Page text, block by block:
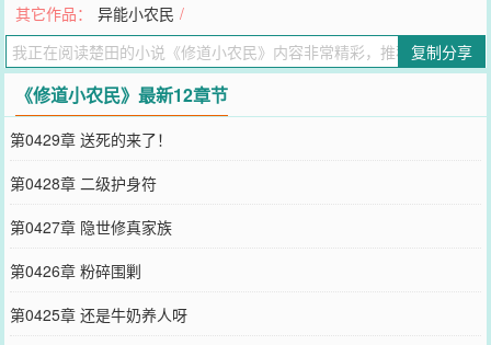
带小弟，出门开宝马，闯都市，打天下，各地大佬躲着走，厉鬼见了
都害怕。
您要是觉得《修道小农民》还不错的话请不要忘记向您QQ群和微博微
信里的朋友推荐哦！
其它作品： 异能小农民 /
复制分享
《修道小农民》最新12章节
第0429章 送死的来了！
第0428章 二级护身符
第0427章 隐世修真家族
第0426章 粉碎围剿
第0425章 还是牛奶养人呀